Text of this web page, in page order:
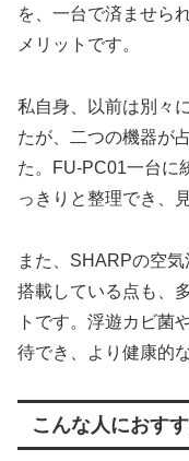
を、一台で済ませら
メリットです。
私自身、以前は別々
たが、二つの機器が
た。FU-PC01一台に
っきりと整理でき、
また、SHARPの空
搭載している点も、
トです。浮遊カビ菌
待でき、より健康的
こんな人におすす